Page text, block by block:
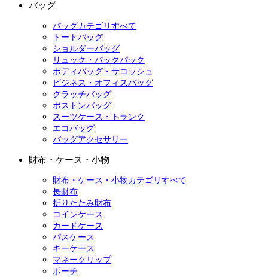
バッグ
バッグカテゴリすべて
トートバッグ
ショルダーバッグ
リュック・バックパック
ボディバッグ・サコッシュ
ビジネス・オフィスバッグ
クラッチバッグ
ボストンバッグ
スーツケース・トランク
エコバッグ
バッグアクセサリー
財布・ケース・小物
財布・ケース・小物カテゴリすべて
長財布
折りたたみ財布
コインケース
カードケース
パスケース
キーケース
マネークリップ
ポーチ